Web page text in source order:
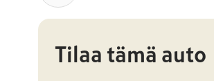
Tilaa tämä auto